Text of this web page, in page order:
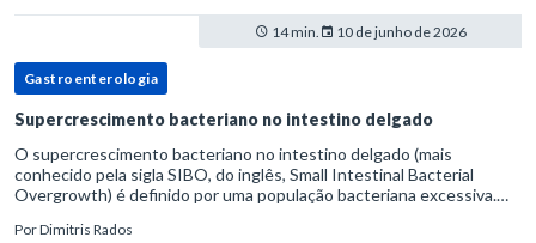
14 min. 10 de junho de 2026
Gastroenterologia
Supercrescimento bacteriano no intestino delgado
O supercrescimento bacteriano no intestino delgado (mais
conhecido pela sigla SIBO, do inglês, Small Intestinal Bacterial
Overgrowth) é definido por uma população bacteriana excessiva.
PorDimitris Rados